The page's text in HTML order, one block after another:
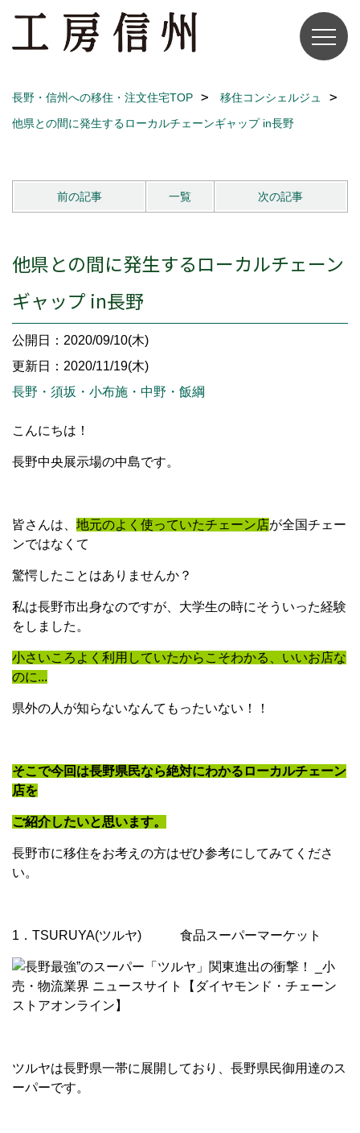
長野・信州への移住・注文住宅TOP
移住コンシェルジュ
他県との間に発生するローカルチェーンギャップ in長野
前の記事 一覧 次の記事
他県との間に発生するローカルチェーン
ギャップ in長野
公開日：2020/09/10(木)
更新日：2020/11/19(木)
長野・須坂・小布施・中野・飯綱
こんにちは！
長野中央展示場の中島です。
皆さんは、 地元のよく使っていたチェーン店が全国チェー
ンではなくて
驚愕したことはありませんか？
私は長野市出身なのですが、大学生の時にそういった経験
をしました。
小さいころよく利用していたからこそわかる、いいお店な
のに...
県外の人が知らないなんてもったいない！！
そこで今回は長野県民なら絶対にわかるローカルチェーン
店を
ご紹介したいと思います。
長野市に移住をお考えの方はぜひ参考にしてみてくださ
い。
1．TSURUYA(ツルヤ) 食品スーパーマーケット
ツルヤは長野県一帯に展開しており、長野県民御用達のス
ーパーです。